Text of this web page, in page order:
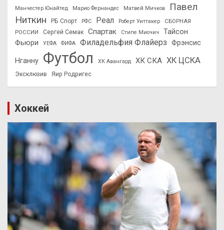
Манчестер Юнайтед Марио Фернандес Матвей Мичков
Павел
Ниткин
РБ Спорт РФС Реал Роберт Уиттакер
СБОРНАЯ
РОССИИ
Сергей Семак Спартак Стипе Миочич
Тайсон
Фьюри
УЕФА ФИФА Филадельфия Флайерз Фрэнсис
Нганну Футбол ХК Авангард ХК СКА ХК ЦСКА
Эксклюзив Яир Родригес
Хоккей